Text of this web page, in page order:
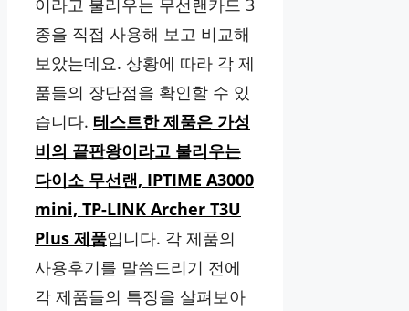
종을 직접 사용해 보고 비교해
보았는데요. 상황에 따라 각 제
품들의 장단점을 확인할 수 있
습니다. 테스트한 제품은 가성
비의 끝판왕이라고 불리우는
다이소 무선랜, IPTIME A3000
mini, TP-LINK Archer T3U
Plus 제품입니다. 각 제품의
사용후기를 말씀드리기 전에
각 제품들의 특징을 살펴보아